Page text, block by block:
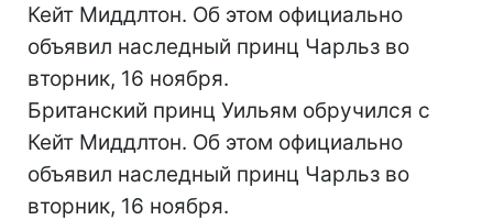
Кейт Миддлтон. Об этом официально
объявил наследный принц Чарльз во
вторник, 16 ноября.
Британский принц Уильям обручился с
Кейт Миддлтон. Об этом официально
объявил наследный принц Чарльз во
вторник, 16 ноября.